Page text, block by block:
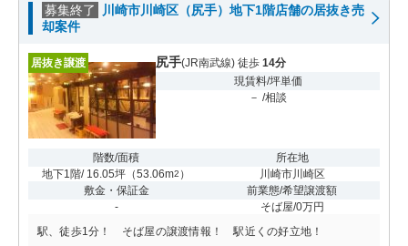
募集終了
川崎市川崎区（尻手）地下1階店舗の居抜き売
却案件
居抜き譲渡 尻手(JR南武線) 徒歩 14分
現賃料/坪単価
－ /相談
階数/面積
地下1階/ 16.05坪 （53.06m2 ）
所在地
川崎市川崎区
敷金・保証金
-
前業態/希望譲渡額
そば屋/0万円
駅、徒歩1分！ そば屋の譲渡情報！ 駅近くの好立地！